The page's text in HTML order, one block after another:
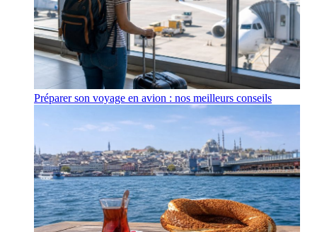
Préparer son voyage en avion : nos meilleurs conseils